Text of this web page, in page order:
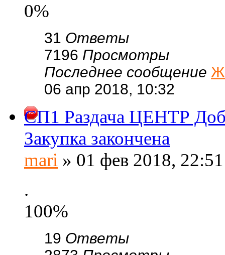
0%
31 Ответы
7196 Просмотры
Последнее сообщение
06 апр 2018, 10:32
СП1 Раздача ЦЕНТР
Закупка закончена
mari » 01 фев 2018, 22:51
.
100%
19 Ответы